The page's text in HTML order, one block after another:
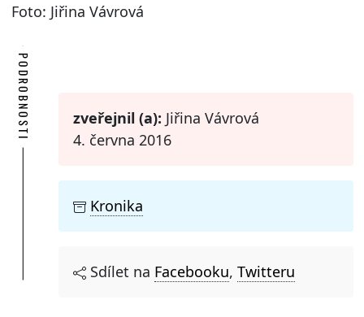
Foto: Jiřina Vávrová
PODROBNOSTI zveřejnil (a): Jiřina Vávrová
4. června 2016
Kronika
Sdílet na Facebooku, Twitteru